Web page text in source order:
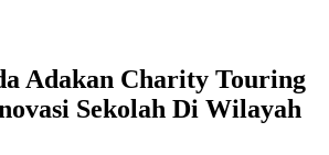
Adakan Charity Touring
Sekolah Di Wilayah